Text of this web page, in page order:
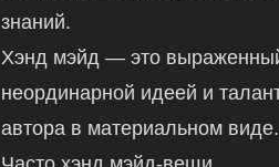
знаний.
Хэнд мэйд — это
неординарной идеей и
автора в материальном виде.